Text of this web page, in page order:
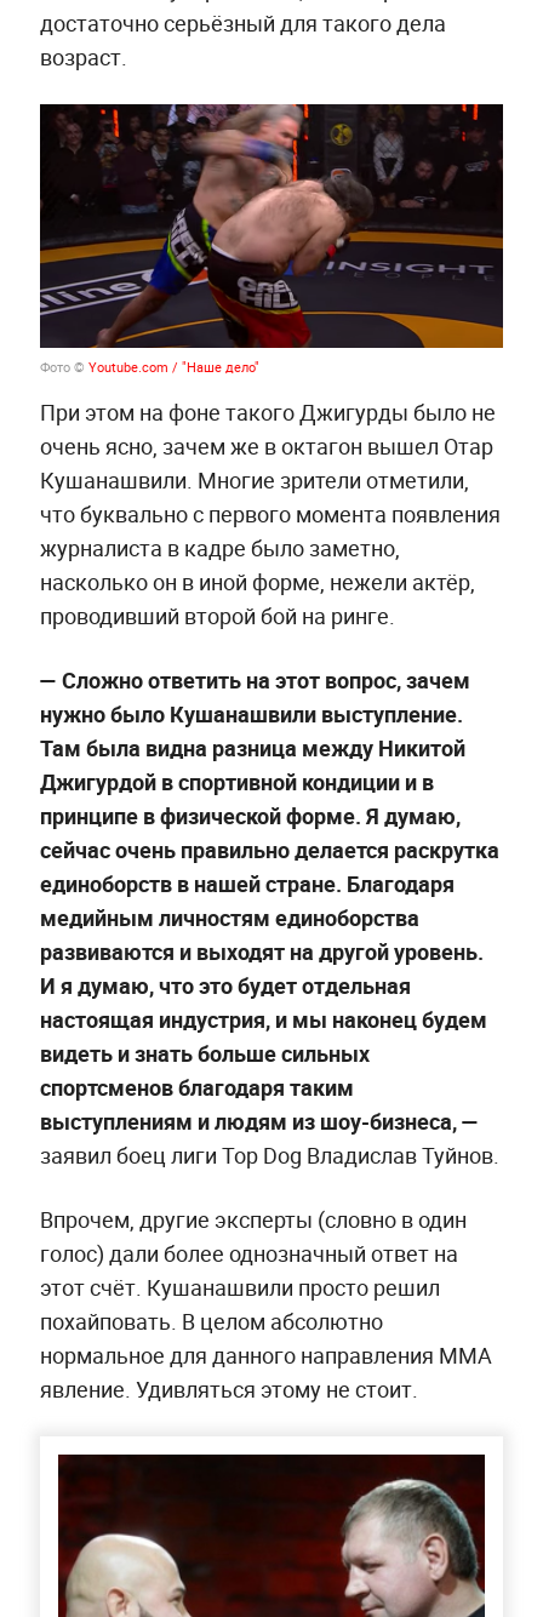
достаточно серьёзный для такого дела
возраст.
Фото © Youtube.com / "Наше дело"
При этом на фоне такого Джигурды было не
очень ясно, зачем же в октагон вышел Отар
Кушанашвили. Многие зрители отметили,
что буквально с первого момента появления
журналиста в кадре было заметно,
насколько он в иной форме, нежели актёр,
проводивший второй бой на ринге.
— Сложно ответить на этот вопрос, зачем
нужно было Кушанашвили выступление.
Там была видна разница между Никитой
Джигурдой в спортивной кондиции и в
принципе в физической форме. Я думаю,
сейчас очень правильно делается раскрутка
единоборств в нашей стране. Благодаря
медийным личностям единоборства
развиваются и выходят на другой уровень.
И я думаю, что это будет отдельная
настоящая индустрия, и мы наконец будем
видеть и знать больше сильных
спортсменов благодаря таким
выступлениям и людям из шоу-бизнеса, —
заявил боец лиги Top Dog Владислав Туйнов.
Впрочем, другие эксперты (словно в один
голос) дали более однозначный ответ на
этот счёт. Кушанашвили просто решил
похайповать. В целом абсолютно
нормальное для данного направления ММА
явление. Удивляться этому не стоит.